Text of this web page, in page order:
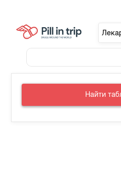
Найти